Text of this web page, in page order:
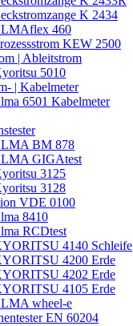
K 2434
460
KEW 2500
| Ableitstrom
5010
| Kabelmeter
6501 Kabelmeter
BM 878
GIGAtest
3125
3128
VDE 0100
8410
RCDtest
4140 Schleife
4200 Erde
4202 Erde
4105 Erde
wheel-e
EN 60204